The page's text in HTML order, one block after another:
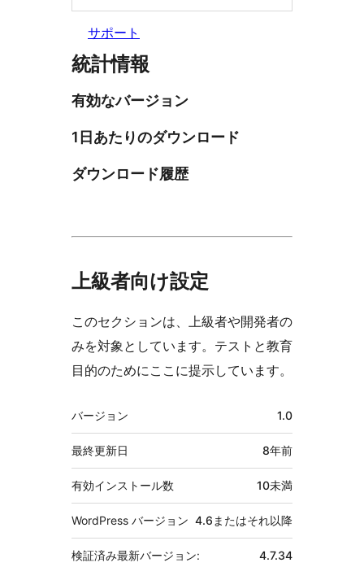
サポート
統計情報
有効なバージョン
1日あたりのダウンロード
ダウンロード履歴
上級者向け設定
このセクションは、上級者や開発者の
みを対象としています。テストと教育
目的のためにここに提示しています。
メ
タ
バージョン 1.0
最終更新日 8年前
有効インストール数 10未満
WordPress バージョン 4.6またはそれ以降
検証済み最新バージョン: 4.7.34